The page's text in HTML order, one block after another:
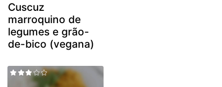
Cuscuz
marroquino de
legumes e grão-
de-bico (vegana)